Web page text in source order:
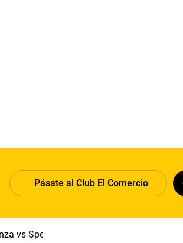
Pásate al Club El Comercio
vs Sport Boys